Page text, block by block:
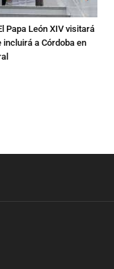
Papa León XIV visitará
incluirá a Córdoba en